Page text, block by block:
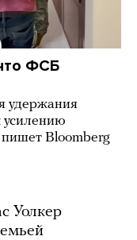
ФСБ
удержания
усилению
пишет Bloomberg
Уолкер